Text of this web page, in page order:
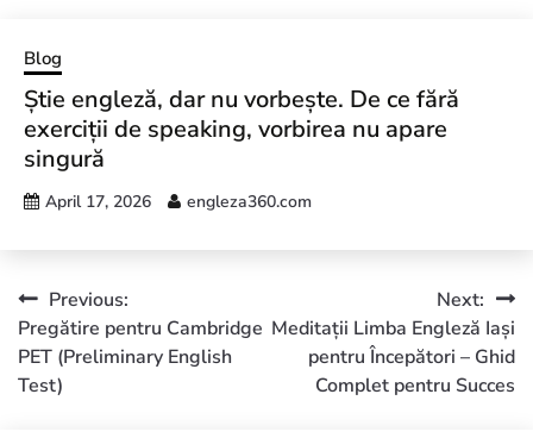
Blog
Știe engleză, dar nu vorbește. De ce fără
exerciții de speaking, vorbirea nu apare
singură
April 17, 2026 engleza360.com
Previous:
Pregătire pentru Cambridge
PET (Preliminary English
Test)
Next:
Meditații Limba Engleză Iași
pentru Începători – Ghid
Complet pentru Succes